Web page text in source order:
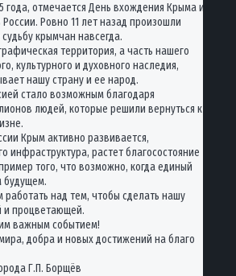
года, отмечается День вхождения Крыма и
Ровно 11 лет назад произошли
крымчан навсегда.
территория, а часть нашего
культурного и духовного наследия,
нашу страну и ее народ.
стало возможным благодаря
людей, которые решили вернуться к
Крым активно развивается,
инфраструктура, растет благосостояние
того, что возможно, когда единый
будущем.
над тем, чтобы сделать нашу
и процветающей.
важным событием!
добра и новых достижений на благо
Г.П. Борщёв